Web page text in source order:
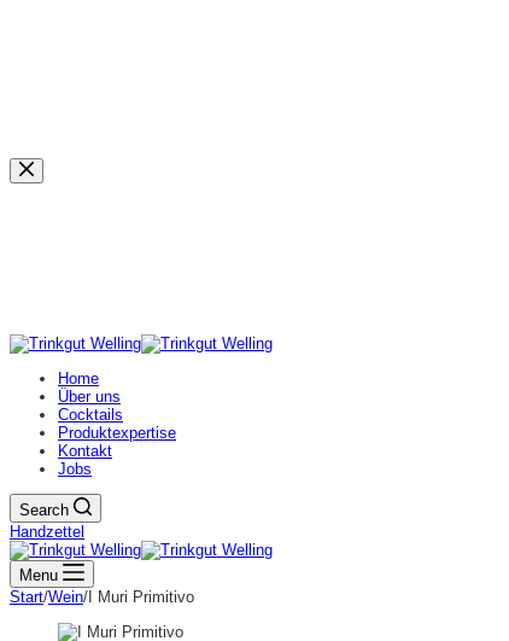
Home
Über uns
Cocktails
Produktexpertise
Kontakt
Jobs
Search
Handzettel
Menu
Start/Wein/ I Muri Primitivo